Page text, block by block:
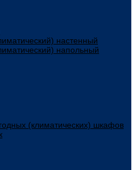
настенный
напольный
(климатических) шкафов